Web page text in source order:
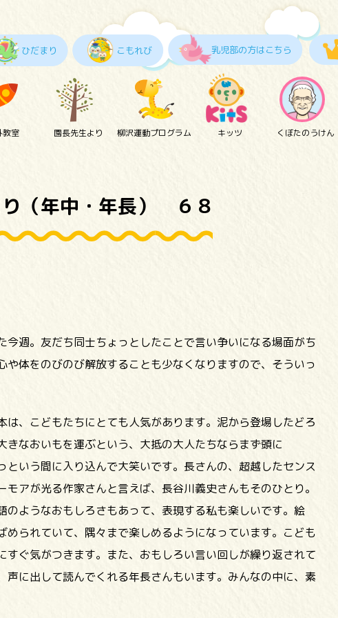
ひだまり こもれび 乳児部の方はこちら
教室 園長先生より 柳沢運動プログラム キッツ くぼたのうけん
（年中・年長） ６８
週。友だち同士ちょっとしたことで言い争いになる場面がち
体をのびのび解放することも少なくなりますので、そういっ
、こどもたちにとても人気があります。泥から登場したどろ
なおいもを運ぶという、大抵の大人たちならまず頭に
という間に入り込んで大笑いです。長さんの、超越したセンス
アが光る作家さんと言えば、長谷川義史さんもそのひとり。
ようなおもしろさもあって、表現する私も楽しいです。絵
られていて、隅々まで楽しめるようになっています。こども
ぐ気がつきます。また、おもしろい言い回しが繰り返されて
に出して読んでくれる年長さんもいます。みんなの中に、素